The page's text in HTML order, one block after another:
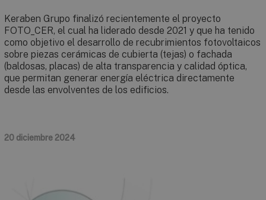
Keraben Grupo finalizó recientemente el proyecto
FOTO_CER, el cual ha liderado desde 2021 y que ha tenido
como objetivo el desarrollo de recubrimientos fotovoltaicos
sobre piezas cerámicas de cubierta (tejas) o fachada
(baldosas, placas) de alta transparencia y calidad óptica,
que permitan generar energía eléctrica directamente
desde las envolventes de los edificios.
20 diciembre 2024